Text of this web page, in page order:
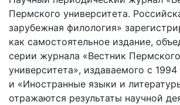
Пермского университета.
зарубежная филология»
как самостоятельное издание,
серии журнала «Вестник Пермского
университета», издаваемого с
и «Иностранные языки и
отражаются результаты научной